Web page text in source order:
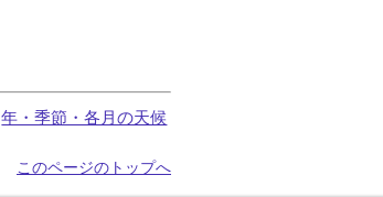
年・季節・各月の天候
このページのトップへ